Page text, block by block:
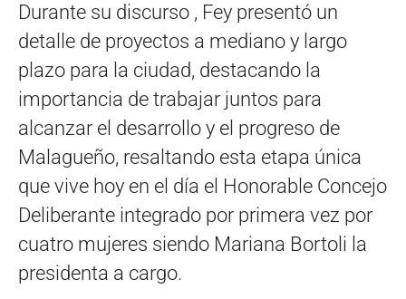
Durante su discurso , Fey presentó un
detalle de proyectos a mediano y largo
plazo para la ciudad, destacando la
importancia de trabajar juntos para
alcanzar el desarrollo y el progreso de
Malagueño, resaltando esta etapa única
que vive hoy en el día el Honorable Concejo
Deliberante integrado por primera vez por
cuatro mujeres siendo Mariana Bortoli la
presidenta a cargo.